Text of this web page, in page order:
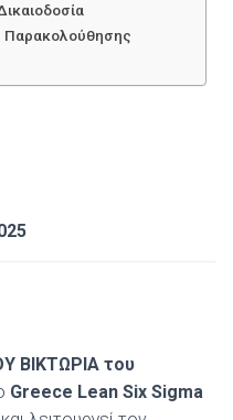
Παρακολούθησης
ΒΙΚΤΩΡΙΑ του
Greece Lean Six Sigma